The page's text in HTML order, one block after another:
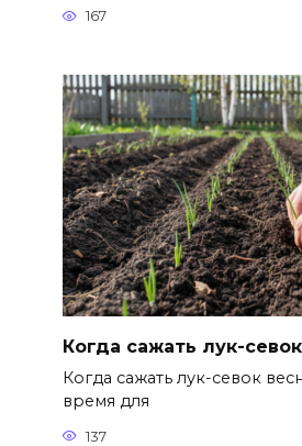
167
Когда сажать лук-
Когда сажать лук-севок
время для
137